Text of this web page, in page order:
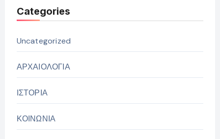
Categories
Uncategorized
ΑΡΧΑΙΟΛΟΓΙΑ
ΙΣΤΟΡΙΑ
ΚΟΙΝΩΝΙΑ